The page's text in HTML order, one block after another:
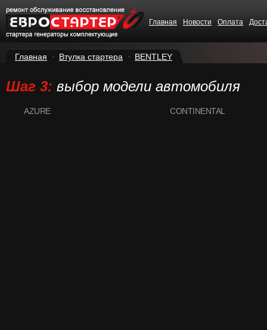
Главная Новости Оплата
Главная Втулка стартера BENTLEY
Шаг 3: выбор модели автомобиля
AZURE CONTINENTAL